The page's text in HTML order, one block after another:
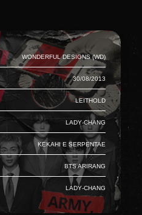
Wonderful Designs (WD)
30/08/2013
Leithold
Lady-Chang
Kekahi e Serpentae
BTS Arirang
Lady-Chang